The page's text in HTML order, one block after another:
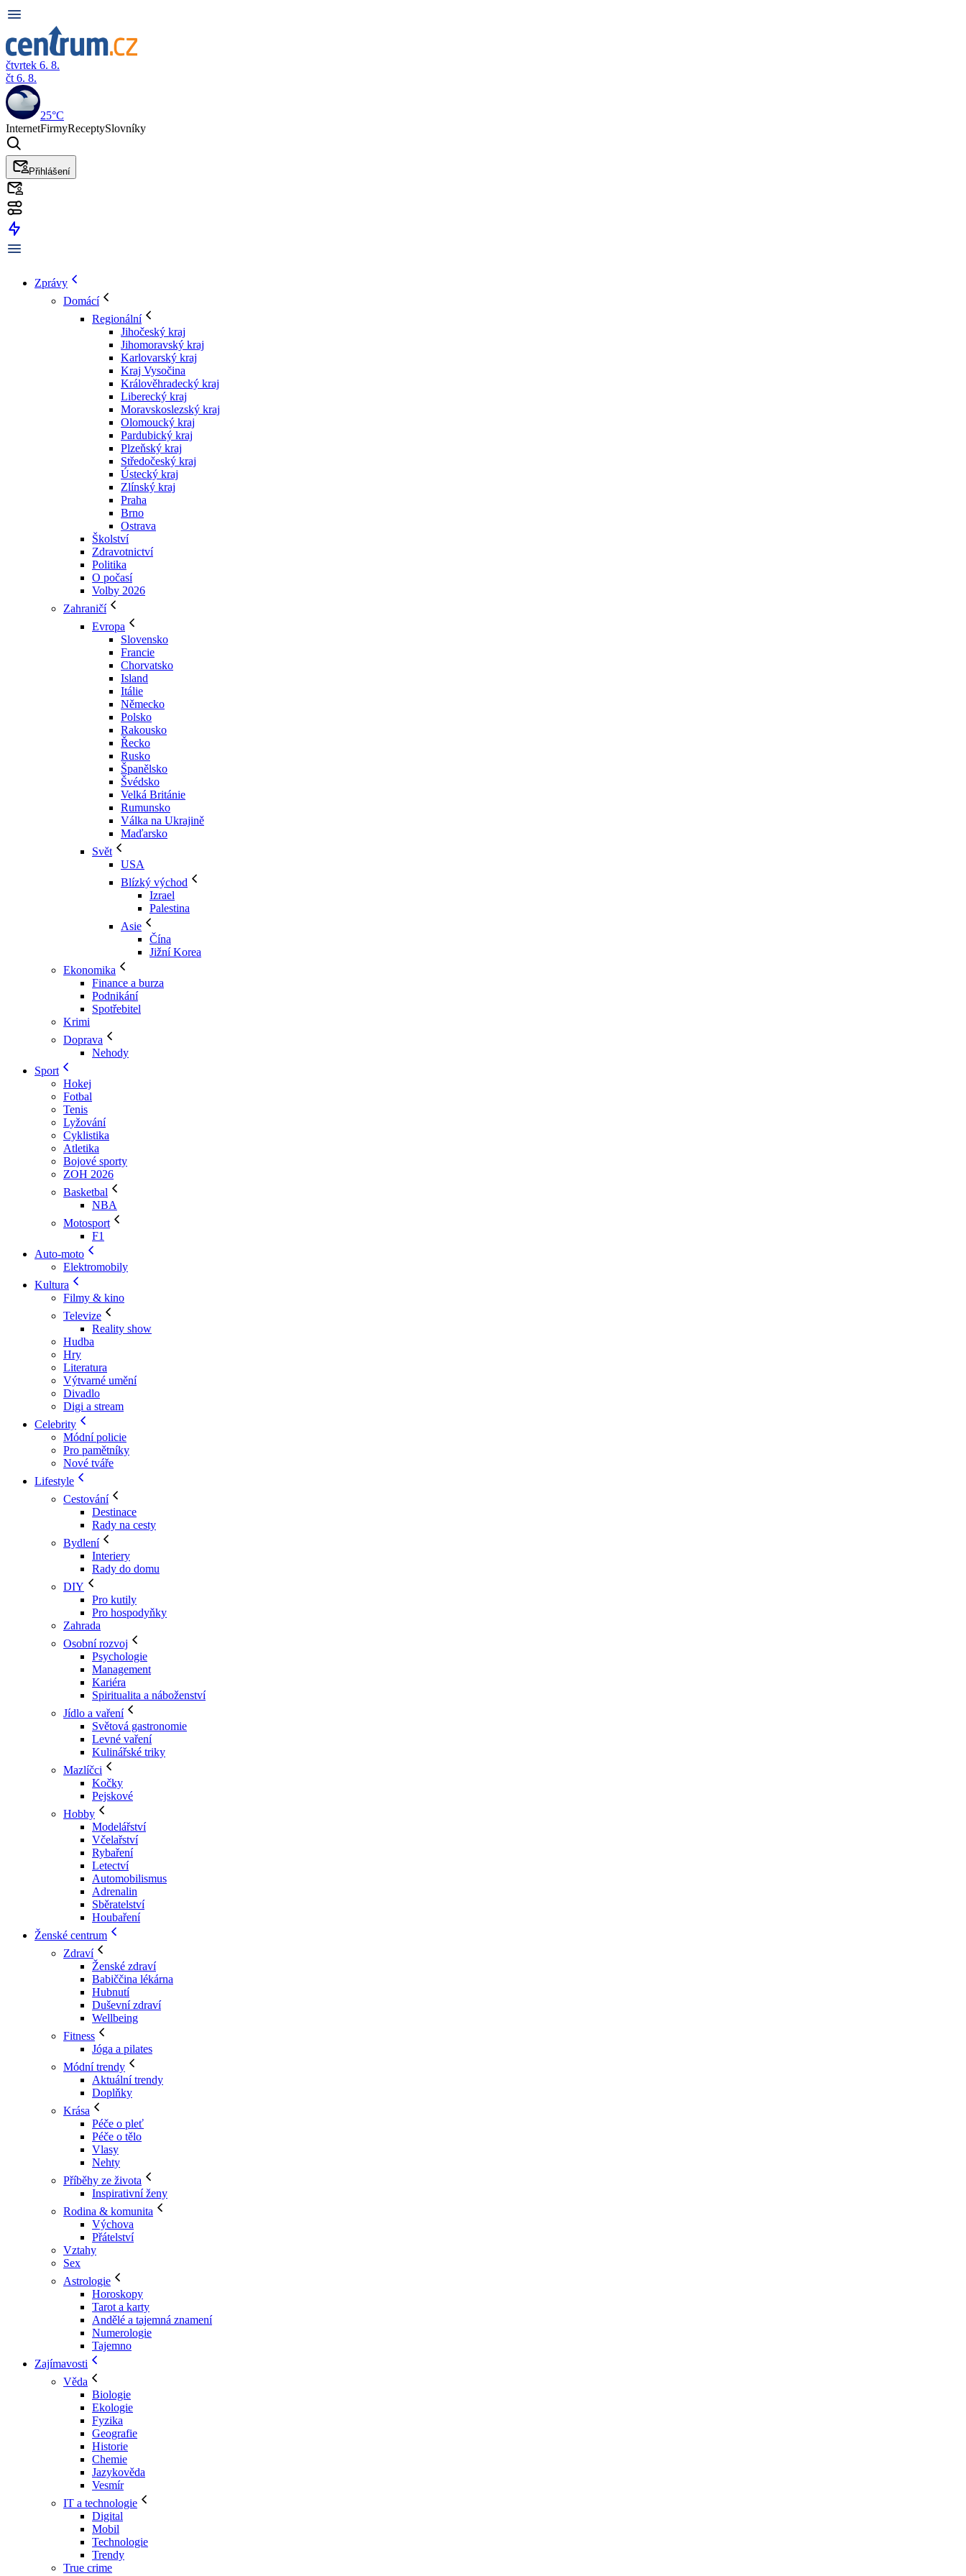
čtvrtek 6. 8.
čt 6. 8.
25°C
InternetFirmyReceptySlovníky
Přihlášení
Zprávy
Domácí
Regionální
Jihočeský kraj
Jihomoravský kraj
Karlovarský kraj
Kraj Vysočina
Králověhradecký kraj
Liberecký kraj
Moravskoslezský kraj
Olomoucký kraj
Pardubický kraj
Plzeňský kraj
Středočeský kraj
Ústecký kraj
Zlínský kraj
Praha
Brno
Ostrava
Školství
Zdravotnictví
Politika
O počasí
Volby 2026
Zahraničí
Evropa
Slovensko
Francie
Chorvatsko
Island
Itálie
Německo
Polsko
Rakousko
Řecko
Rusko
Španělsko
Švédsko
Velká Británie
Rumunsko
Válka na Ukrajině
Maďarsko
Svět
USA
Blízký východ
Izrael
Palestina
Asie
Čína
Jižní Korea
Ekonomika
Finance a burza
Podnikání
Spotřebitel
Krimi
Doprava
Nehody
Sport
Hokej
Fotbal
Tenis
Lyžování
Cyklistika
Atletika
Bojové sporty
ZOH 2026
Basketbal
NBA
Motosport
F1
Auto-moto
Elektromobily
Kultura
Filmy & kino
Televize
Reality show
Hudba
Hry
Literatura
Výtvarné umění
Divadlo
Digi a stream
Celebrity
Módní policie
Pro pamětníky
Nové tváře
Lifestyle
Cestování
Destinace
Rady na cesty
Bydlení
Interiery
Rady do domu
DIY
Pro kutily
Pro hospodyňky
Zahrada
Osobní rozvoj
Psychologie
Management
Kariéra
Spiritualita a náboženství
Jídlo a vaření
Světová gastronomie
Levné vaření
Kulinářské triky
Mazlíčci
Kočky
Pejskové
Hobby
Modelářství
Včelařství
Rybaření
Letectví
Automobilismus
Adrenalin
Sběratelství
Houbaření
Ženské centrum
Zdraví
Ženské zdraví
Babiččina lékárna
Hubnutí
Duševní zdraví
Wellbeing
Fitness
Jóga a pilates
Módní trendy
Aktuální trendy
Doplňky
Krása
Péče o pleť
Péče o tělo
Vlasy
Nehty
Příběhy ze života
Inspirativní ženy
Rodina & komunita
Výchova
Přátelství
Vztahy
Sex
Astrologie
Horoskopy
Tarot a karty
Andělé a tajemná znamení
Numerologie
Tajemno
Zajímavosti
Věda
Biologie
Ekologie
Fyzika
Geografie
Historie
Chemie
Jazykověda
Vesmír
IT a technologie
Digital
Mobil
Technologie
Trendy
True crime